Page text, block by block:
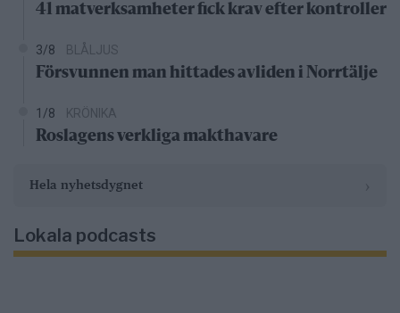
41 matverksamheter fick krav efter kontroller
3/8 BLÅLJUS
Försvunnen man hittades avliden i Norrtälje
1/8 KRÖNIKA
Roslagens verkliga makthavare
Hela nyhetsdygnet
Lokala podcasts